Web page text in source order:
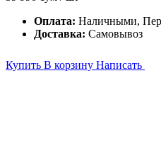
Оплата: Наличными,
Доставка: Самовывоз
Купить В корзину Написать